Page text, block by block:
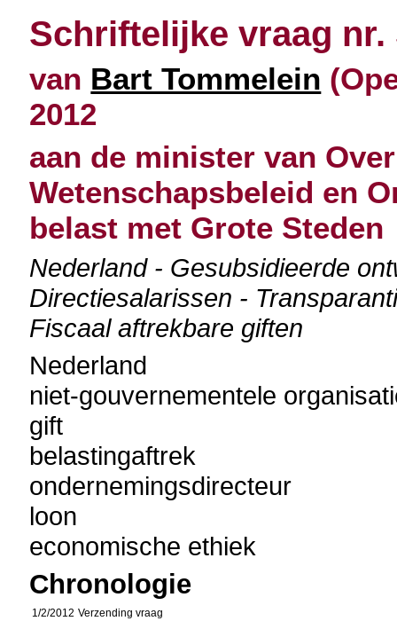
Schriftelijke vraag nr.
van Bart Tommelein
2012
aan de minister van
Wetenschapsbeleid en
belast met Grote Steden
Nederland - Gesubsidieerde
Directiesalarissen -
Fiscaal aftrekbare giften
Nederland
niet-gouvernementele
gift
belastingaftrek
ondernemingsdirecteur
loon
economische ethiek
Chronologie
1/2/2012 Verzending vraag